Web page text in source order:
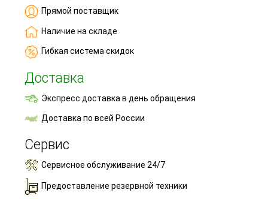
Прямой поставщик
Наличие на складе
Гибкая система скидок
Доставка
Экспресс доставка в день обращения
Доставка по всей России
Сервис
Сервисное обслуживание 24/7
Предоставление резервной техники